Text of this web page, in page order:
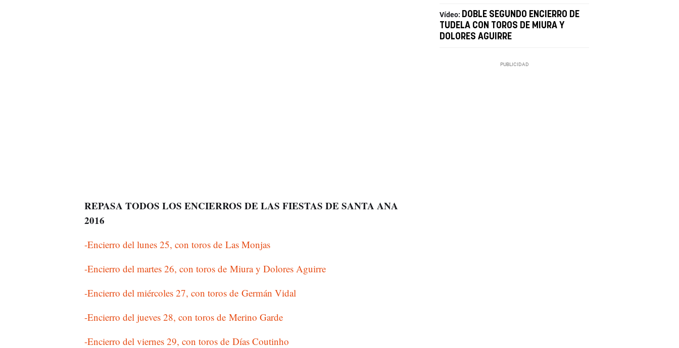
REPASA TODOS LOS ENCIERROS DE LAS FIESTAS DE SANTA ANA
2016
-Encierro del lunes 25, con toros de Las Monjas
-Encierro del martes 26, con toros de Miura y Dolores Aguirre
-Encierro del miércoles 27, con toros de Germán Vidal
-Encierro del jueves 28, con toros de Merino Garde
-Encierro del viernes 29, con toros de Días Coutinho
Vídeo: DOBLE SEGUNDO ENCIERRO DE
TUDELA CON TOROS DE MIURA Y
DOLORES AGUIRRE